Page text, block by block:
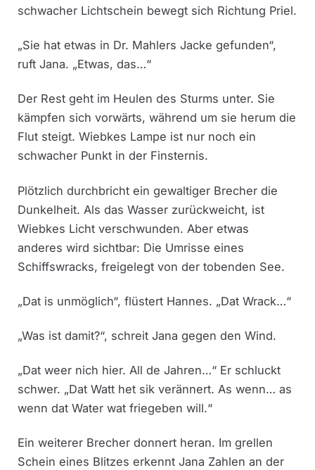
schwacher Lichtschein bewegt sich Richtung Priel.
„Sie hat etwas in Dr. Mahlers Jacke gefunden“,
ruft Jana. „Etwas, das…“
Der Rest geht im Heulen des Sturms unter. Sie
kämpfen sich vorwärts, während um sie herum die
Flut steigt. Wiebkes Lampe ist nur noch ein
schwacher Punkt in der Finsternis.
Plötzlich durchbricht ein gewaltiger Brecher die
Dunkelheit. Als das Wasser zurückweicht, ist
Wiebkes Licht verschwunden. Aber etwas
anderes wird sichtbar: Die Umrisse eines
Schiffswracks, freigelegt von der tobenden See.
„Dat is unmöglich“, flüstert Hannes. „Dat Wrack…“
„Was ist damit?“, schreit Jana gegen den Wind.
„Dat weer nich hier. All de Jahren…“ Er schluckt
schwer. „Dat Watt het sik verännert. As wenn… as
wenn dat Water wat friegeben will.“
Ein weiterer Brecher donnert heran. Im grellen
Schein eines Blitzes erkennt Jana Zahlen an der